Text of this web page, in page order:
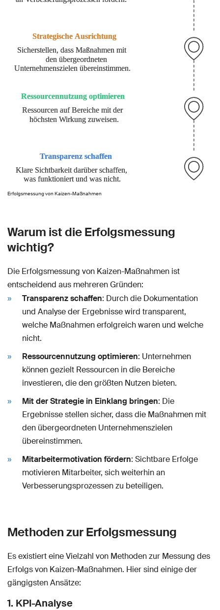
Erfolgsmessung von Kaizen-Maßnahmen
Warum ist die Erfolgsmessung
wichtig?
Die Erfolgsmessung von Kaizen-Maßnahmen ist
entscheidend aus mehreren Gründen:
Transparenz schaffen: Durch die Dokumentation
und Analyse der Ergebnisse wird transparent,
welche Maßnahmen erfolgreich waren und welche
nicht.
Ressourcennutzung optimieren: Unternehmen
können gezielt Ressourcen in die Bereiche
investieren, die den größten Nutzen bieten.
Mit der Strategie in Einklang bringen: Die
Ergebnisse stellen sicher, dass die Maßnahmen mit
den übergeordneten Unternehmenszielen
übereinstimmen.
Mitarbeitermotivation fördern: Sichtbare Erfolge
motivieren Mitarbeiter, sich weiterhin an
Verbesserungsprozessen zu beteiligen.
Methoden zur Erfolgsmessung
Es existiert eine Vielzahl von Methoden zur Messung des
Erfolgs von Kaizen-Maßnahmen. Hier sind einige der
gängigsten Ansätze:
1. KPI-Analyse